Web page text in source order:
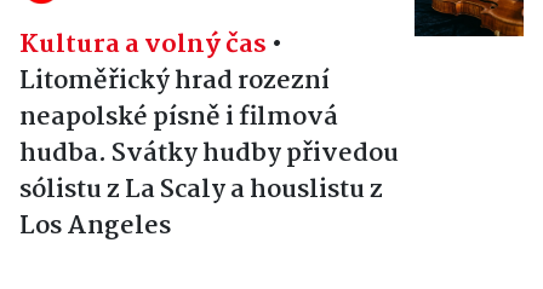
Kultura a volný čas •
Litoměřický hrad rozezní
neapolské písně i filmová
hudba. Svátky hudby přivedou
sólistu z La Scaly a houslistu z
Los Angeles